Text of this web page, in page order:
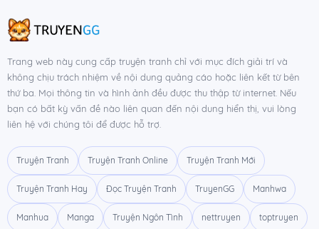
Trang web này cung cấp truyện tranh chỉ với mục đích giải trí và
không chịu trách nhiệm về nội dung quảng cáo hoặc liên kết từ bên
thứ ba. Mọi thông tin và hình ảnh đều được thu thập từ internet. Nếu
bạn có bất kỳ vấn đề nào liên quan đến nội dung hiển thị, vui lòng
liên hệ với chúng tôi để được hỗ trợ.
Truyện Tranh Truyện Tranh Online Truyện Tranh Mới
Truyện Tranh Hay Đọc Truyện Tranh TruyenGG Manhwa
Manhua Manga Truyện Ngôn Tình nettruyen toptruyen